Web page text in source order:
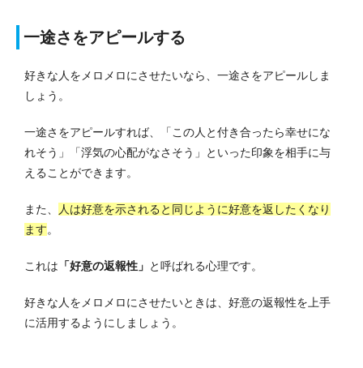
一途さをアピールする
好きな人をメロメロにさせたいなら、一途さをアピールしま
しょう。
一途さをアピールすれば、「この人と付き合ったら幸せにな
れそう」「浮気の心配がなさそう」といった印象を相手に与
えることができます。
また、
人は好意を示されると同じように好意を返したくなり
ます。
これは 「好意の返報性」 と呼ばれる心理です。
好きな人をメロメロにさせたいときは、好意の返報性を上手
に活用するようにしましょう。